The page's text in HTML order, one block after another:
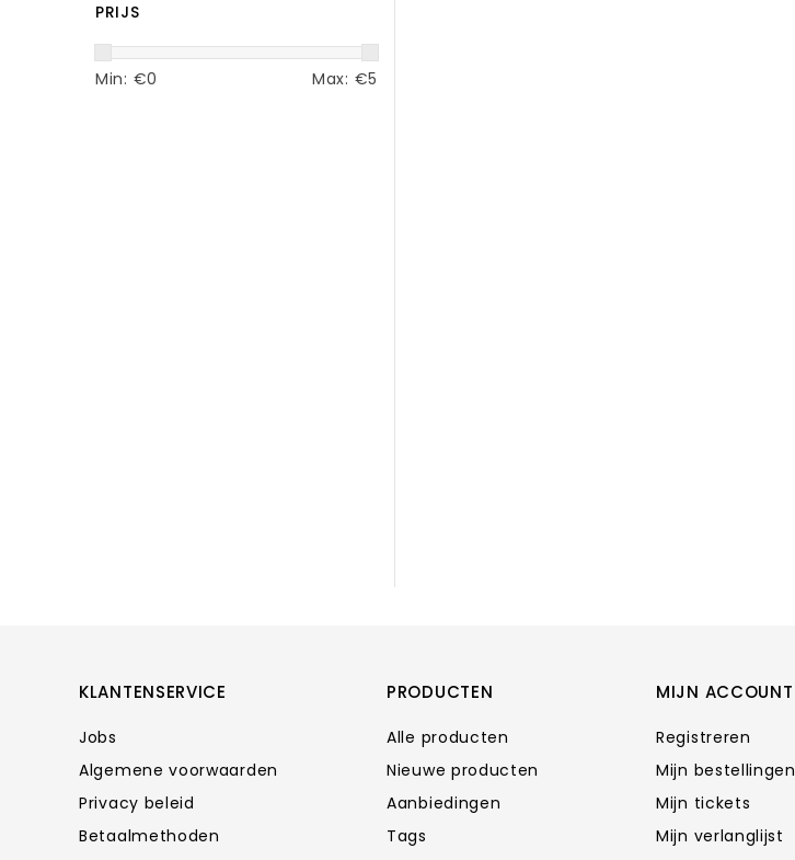
PRIJS
Min: €0 Max: €5
KLANTENSERVICE
Jobs
Algemene voorwaarden
Privacy beleid
Betaalmethoden
PRODUCTEN
Alle producten
Nieuwe producten
Aanbiedingen
Tags
MIJN ACCOUNT
Registreren
Mijn bestellingen
Mijn tickets
Mijn verlanglijst